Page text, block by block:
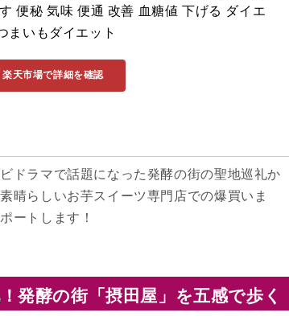
便秘 気味 便通 改善 血糖値 下げる ダイエ
まいもダイエット
楽天市場で詳細を確認
ドラマで話題になった発酵の街の聖地巡礼か
晴らしいお芋スイーツ専門店での爆買いま
ートします！
発酵の街「摂田屋」を五感で歩く